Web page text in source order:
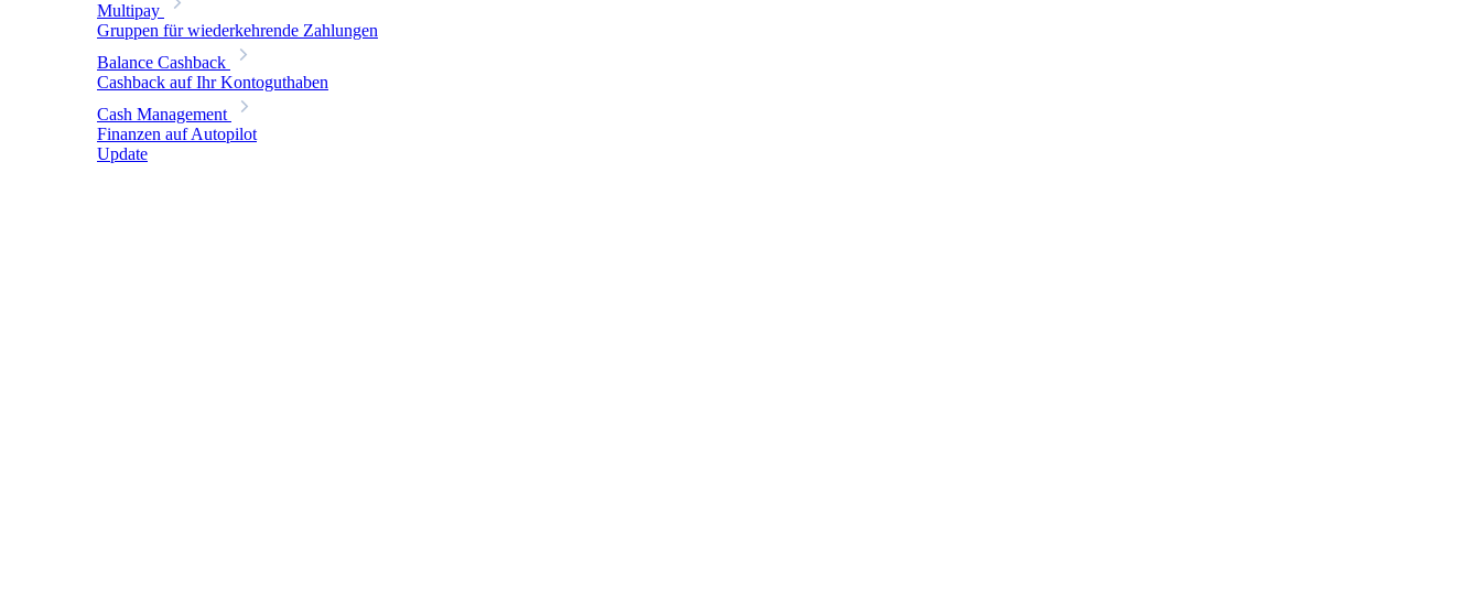
Multipay
Gruppen für wiederkehrende Zahlungen
Balance Cashback
Cashback auf Ihr Kontoguthaben
Cash Management
Finanzen auf Autopilot
Update